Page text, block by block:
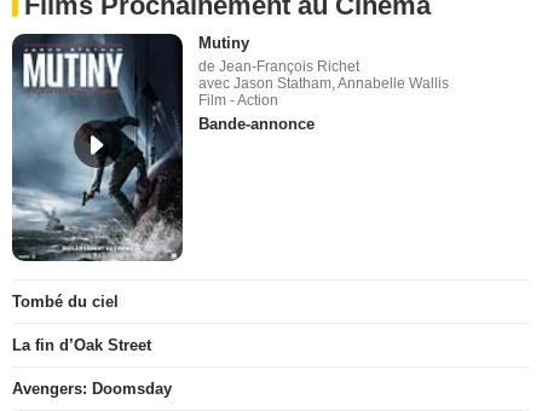
Mutiny
de Jean-François Richet
avec Jason Statham, Annabelle Wallis
Film - Action
Bande-annonce
Tombé du ciel
La fin d’Oak Street
Avengers: Doomsday